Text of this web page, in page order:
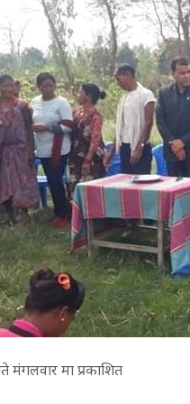
मंगलवार मा प्रकाशित